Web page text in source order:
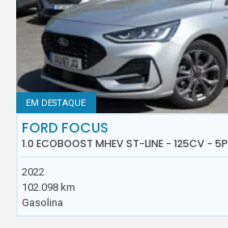
EM DESTAQUE
FORD FOCUS
1.0 ECOBOOST MHEV ST-LINE - 125CV - 5P
2022
102.098 km
Gasolina